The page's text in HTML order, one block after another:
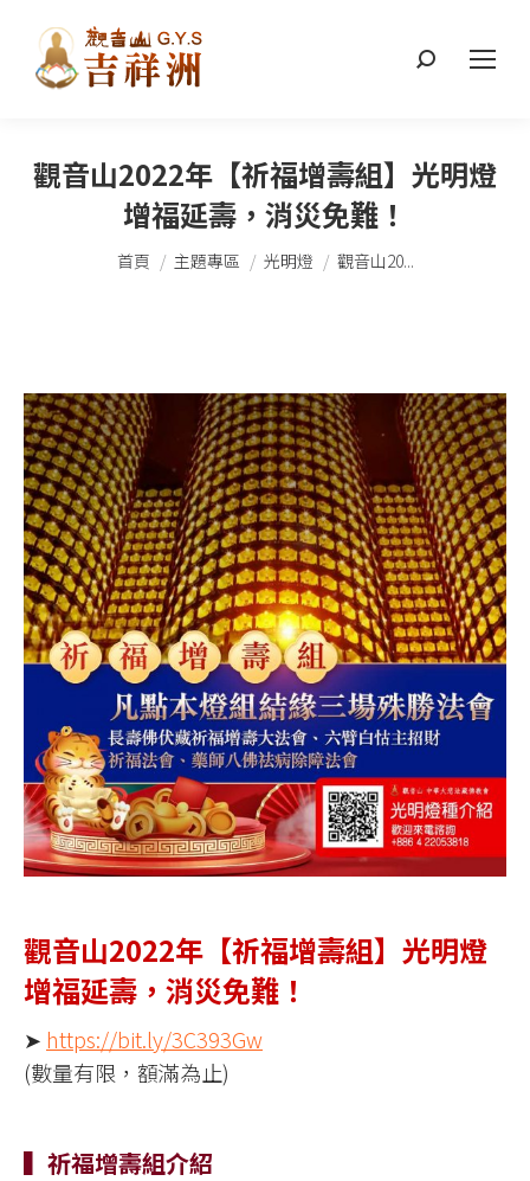
搜
觀音山2022年【祈福增壽組】光明燈
增福延壽，消災免難！
您在這裡：
首頁 主題專區 光明燈 觀音山20...
觀音山2022年【祈福增壽組】光明燈
增福延壽，消災免難！
➤ https://bit.ly/3C393Gw
(數量有限，額滿為止)
▍祈福增壽組介紹